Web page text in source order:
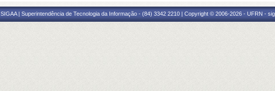
SIGAA | Superintendência de Tecnologia da Informação - (84) 3342 2210 | Copyright © 2006-2026 - UFRN -